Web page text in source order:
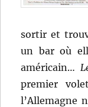
sortir et
un bar où
américain…
premier
l’Allemagne